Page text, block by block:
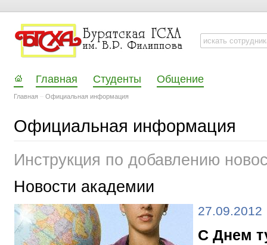
Главная Студенты Общение
Главная Официальная информация
Официальная информация
Инструкция по добавлению
Новости академии
27.09.2012
С Днем